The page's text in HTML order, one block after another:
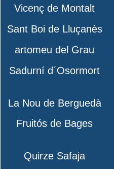
Vicenç de Montalt
Sant Boi de Lluçanès
artomeu del Grau
Sadurní d´Osormort
La Nou de Berguedà
Fruitós de Bages
Quirze Safaja